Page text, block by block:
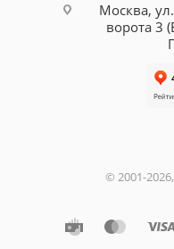
Москва,
ворота 3
© 2001-